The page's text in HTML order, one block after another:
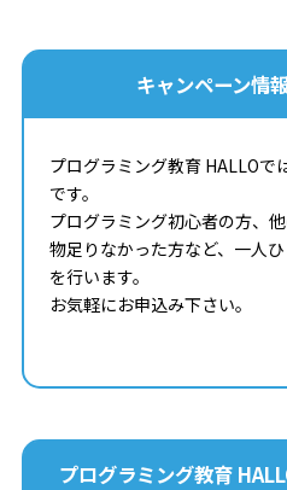
キャンペーン情
プログラミング教育 HALLOで
です。
プログラミング初心者の方、
物足りなかった方など、一人
を行います。
お気軽にお申込み下さい。
プログラミング教育